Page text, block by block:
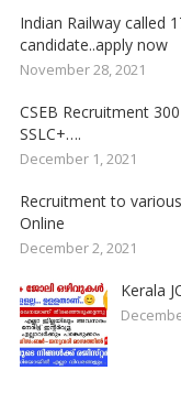
Indian Railway called
candidate..apply now
November 28, 2021
CSEB Recruitment
SSLC+….
December 1, 2021
Recruitment to
Online
December 2, 2021
Kerala